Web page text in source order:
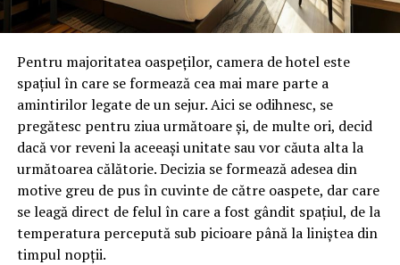
Pentru majoritatea oaspeților, camera de hotel este
spațiul în care se formează cea mai mare parte a
amintirilor legate de un sejur. Aici se odihnesc, se
pregătesc pentru ziua următoare și, de multe ori, decid
dacă vor reveni la aceeași unitate sau vor căuta alta la
următoarea călătorie. Decizia se formează adesea din
motive greu de pus în cuvinte de către oaspete, dar care
se leagă direct de felul în care a fost gândit spațiul, de la
temperatura percepută sub picioare până la liniștea din
timpul nopții.